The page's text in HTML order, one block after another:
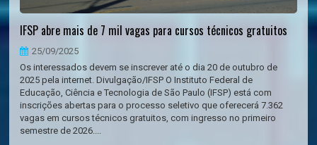
IFSP abre mais de 7 mil vagas para cursos técnicos gratuitos
25/09/2025
Os interessados devem se inscrever até o dia 20 de outubro de
2025 pela internet. Divulgação/IFSP O Instituto Federal de
Educação, Ciência e Tecnologia de São Paulo (IFSP) está com
inscrições abertas para o processo seletivo que oferecerá 7.362
vagas em cursos técnicos gratuitos, com ingresso no primeiro
semestre de 2026....